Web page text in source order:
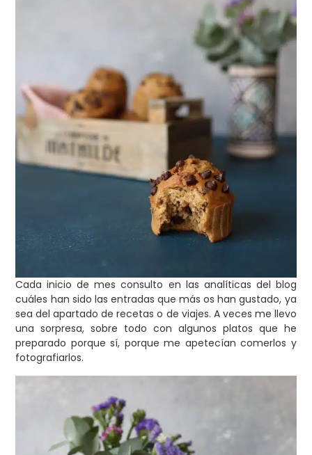
Cada inicio de mes consulto en las analíticas del blog
cuáles han sido las entradas que más os han gustado, ya
sea del apartado de recetas o de viajes. A veces me llevo
una sorpresa, sobre todo con algunos platos que he
preparado porque sí, porque me apetecían comerlos y
fotografiarlos.